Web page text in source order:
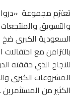
تعتزم مجموعة
والتسويق
السعودية الكبرى
للنجاح الذي حققته
المشروعات الكبرى
الكثير من المستثمرين .